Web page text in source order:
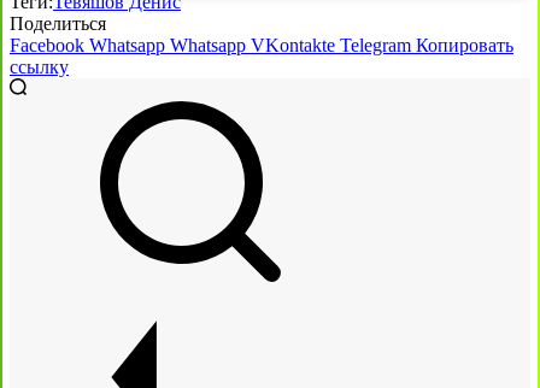
Поделиться
Facebook Whatsapp Whatsapp VKontakte Telegram Копировать
ссылку